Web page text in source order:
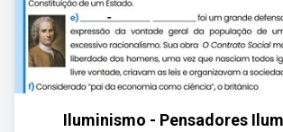
Iluminismo - Pensadores